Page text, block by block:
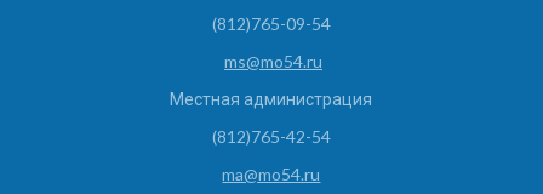
(812)765-09-54
ms@mo54.ru
Местная администрация
(812)765-42-54
ma@mo54.ru